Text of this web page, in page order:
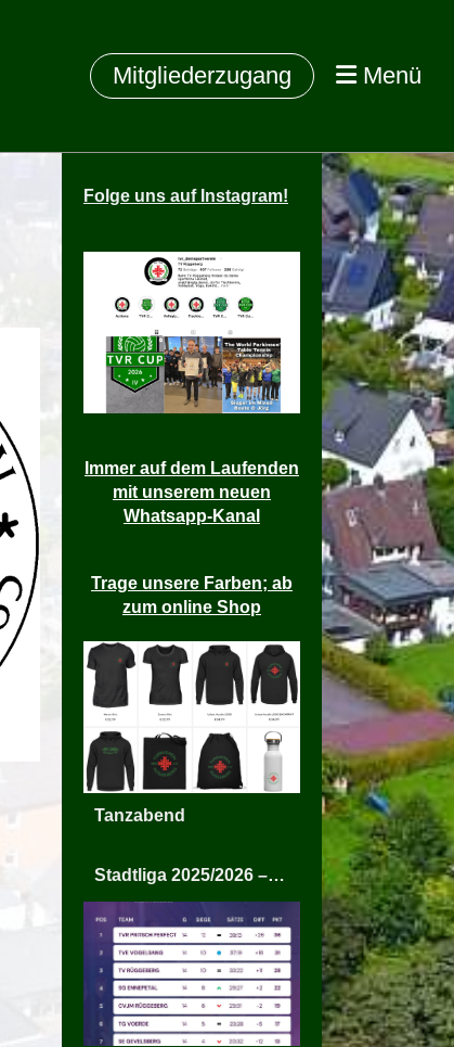
Mitgliederzugang Menü
Folge uns auf Instagram!
Immer auf dem Laufenden
mit unserem neuen
Whatsapp-Kanal
Trage unsere Farben; ab
zum online Shop
Tanzabend
Stadtliga 2025/2026 – TV Rüggeberg Mixed